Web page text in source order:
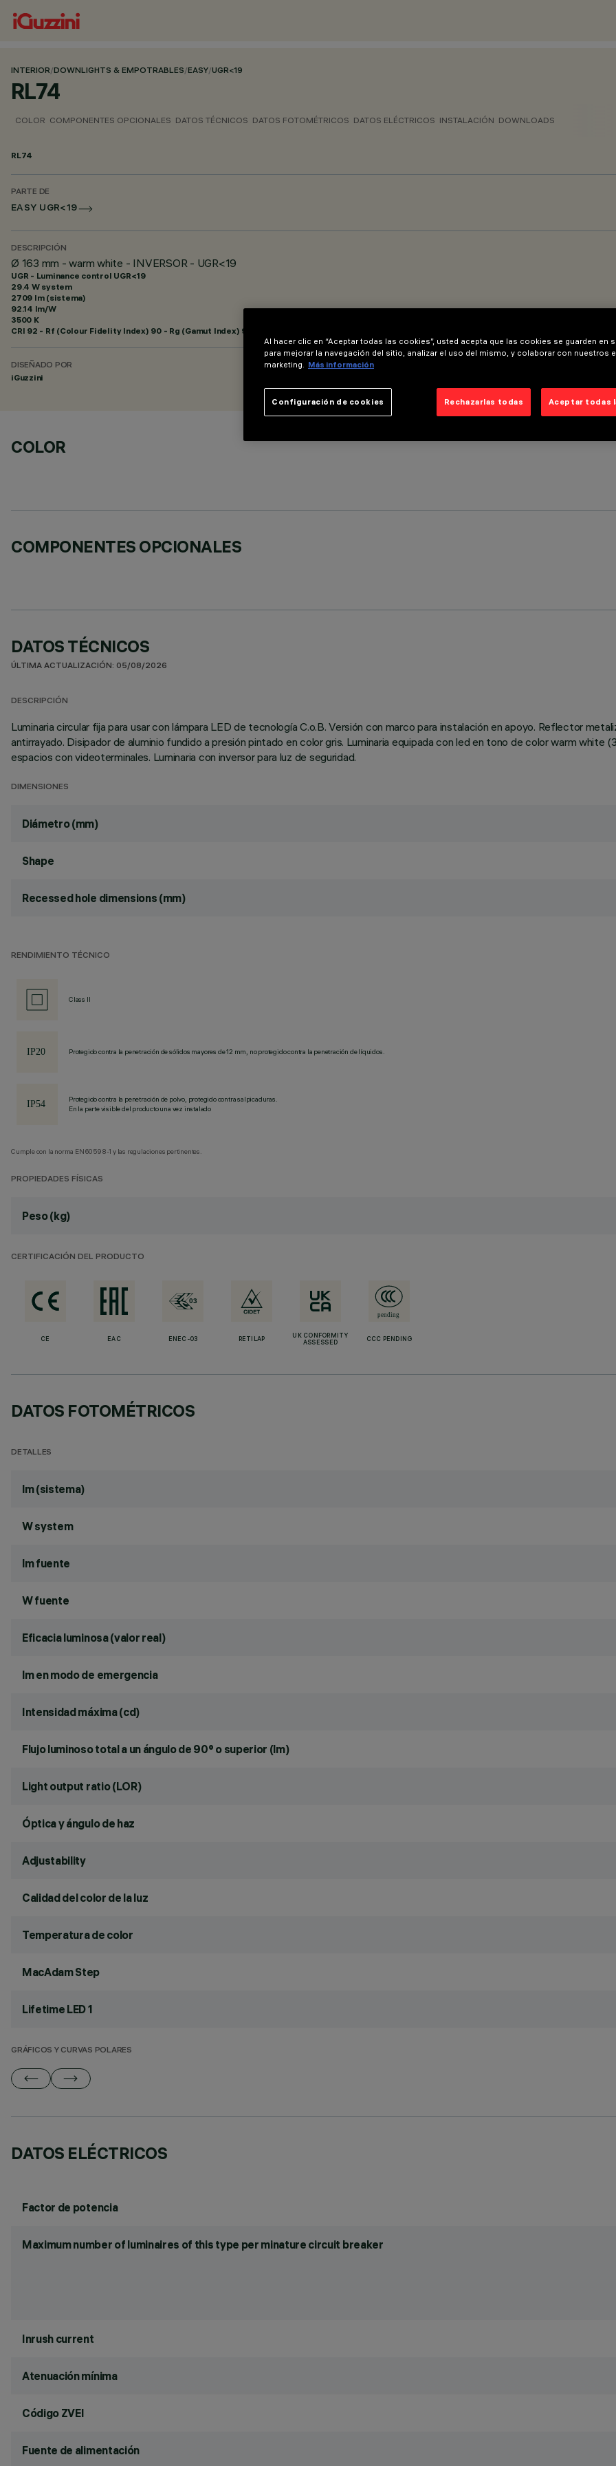
INTERIOR/DOWNLIGHTS & EMPOTRABLES/EASY/UGR<19
RL74
COLOR COMPONENTES OPCIONALES DATOS TÉCNICOS DATOS FOTOMÉTRICOS DATOS ELÉCTRICOS INSTALACIÓN DOWNLOADS
RL74
PARTE DE
EASY UGR<19
DESCRIPCIÓN
Ø 163 mm - warm white - INVERSOR - UGR<19
UGR - Luminance control UGR<19
29.4 W system
2709 lm (sistema)
92.14 lm/W
3500 K
CRI 92 - Rf (Colour Fidelity Index) 90 - Rg (Gamut Index) 98
DISEÑADO POR
iGuzzini
COLOR
COMPONENTES OPCIONALES
DATOS TÉCNICOS
ÚLTIMA ACTUALIZACIÓN: 05/08/2026
DESCRIPCIÓN
Luminaria circular fija para usar con lámpara LED de tecnología C.o.B. Versión con marco para instalación en apoyo. Reflector
antirrayado. Disipador de aluminio fundido a presión pintado en color gris. Luminaria equipada con led en tono de color warm white
espacios con videoterminales. Luminaria con inversor para luz de seguridad.
DIMENSIONES
Diámetro (mm)
Shape
Recessed hole dimensions (mm)
RENDIMIENTO TÉCNICO
Class II
Protegido contra la penetración de sólidos mayores de 12 mm, no protegido contra la penetración de líquidos.
Protegido contra la penetración de polvo, protegido contra salpicaduras.
En la parte visible del producto una vez instalado
Cumple con la norma EN60598-1 y las regulaciones pertinentes.
PROPIEDADES FÍSICAS
Peso (kg)
CERTIFICACIÓN DEL PRODUCTO
CE EAC ENEC-03 RETILAP
UK CONFORMITY
ASSESSED
CCC PENDING
DATOS FOTOMÉTRICOS
DETALLES
lm (sistema)
W system
lm fuente
W fuente
Eficacia luminosa (valor real)
lm en modo de emergencia
Intensidad máxima (cd)
Flujo luminoso total a un ángulo de 90° o superior (lm)
Light output ratio (LOR)
Óptica y ángulo de haz
Adjustability
Calidad del color de la luz
Temperatura de color
MacAdam Step
Lifetime LED 1
GRÁFICOS Y CURVAS POLARES
DATOS ELÉCTRICOS
Factor de potencia
Maximum number of luminaires of this type per minature circuit breaker
Inrush current
Atenuación mínima
Código ZVEI
Fuente de alimentación
Al hacer clic en “Aceptar todas las cookies”, usted acepta que las cookies se guarden en
para mejorar la navegación del sitio, analizar el uso del mismo, y colaborar con nuestros
marketing. Más información
Rechazarlas todas Aceptar todas
Configuración de cookies